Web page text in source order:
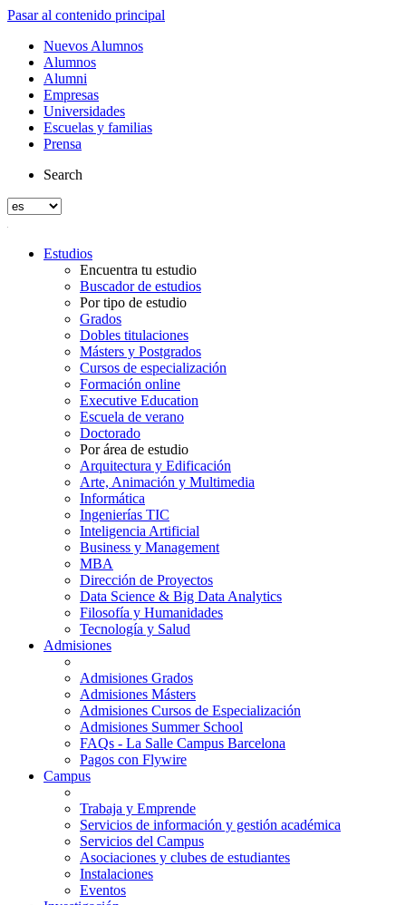
Pasar al contenido principal
Nuevos Alumnos
Alumnos
Alumni
Empresas
Universidades
Escuelas y familias
Prensa
Search
Estudios
Encuentra tu estudio
Buscador de estudios
Por tipo de estudio
Grados
Dobles titulaciones
Másters y Postgrados
Cursos de especialización
Formación online
Executive Education
Escuela de verano
Doctorado
Por área de estudio
Arquitectura y Edificación
Arte, Animación y Multimedia
Informática
Ingenierías TIC
Inteligencia Artificial
Business y Management
MBA
Dirección de Proyectos
Data Science & Big Data Analytics
Filosofía y Humanidades
Tecnología y Salud
Admisiones
Admisiones Grados
Admisiones Másters
Admisiones Cursos de Especialización
Admisiones Summer School
FAQs - La Salle Campus Barcelona
Pagos con Flywire
Campus
Trabaja y Emprende
Servicios de información y gestión académica
Servicios del Campus
Asociaciones y clubes de estudiantes
Instalaciones
Eventos